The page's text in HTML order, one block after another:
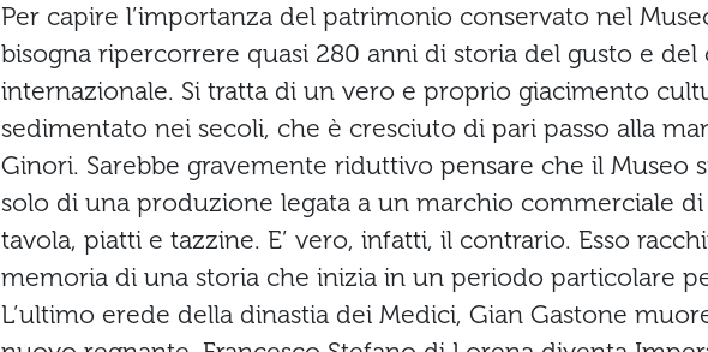
Per capire l’importanza del patrimonio conservato nel
bisogna ripercorrere quasi 280 anni di storia del gusto e
internazionale. Si tratta di un vero e proprio giacimento
sedimentato nei secoli, che è cresciuto di pari passo alla
Ginori. Sarebbe gravemente riduttivo pensare che il Museo
solo di una produzione legata a un marchio commerciale di
tavola, piatti e tazzine. E’ vero, infatti, il contrario. Esso
memoria di una storia che inizia in un periodo particolare
L’ultimo erede della dinastia dei Medici, Gian Gastone